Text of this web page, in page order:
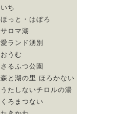
いち
ほっと・はぼろ
サロマ湖
愛ランド湧別
おうむ
さるふつ公園
森と湖の里 ほろかない
うたしないチロルの湯
くろまつない